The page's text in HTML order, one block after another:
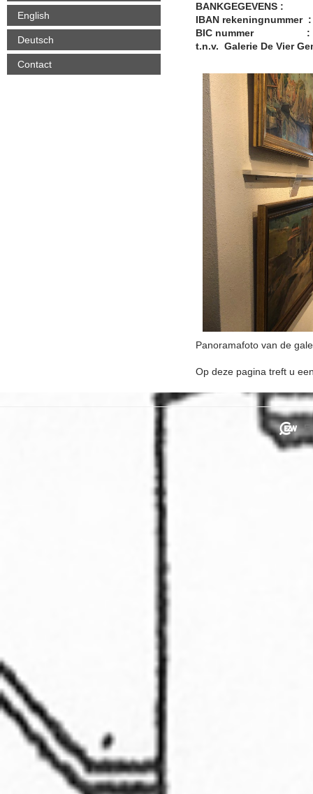
English
Deutsch
Contact
BANKGEGEVENS :
IBAN rekeningnummer
BIC nummer :
t.n.v. Galerie De Vier
Panoramafoto van de
Op deze pagina treft u